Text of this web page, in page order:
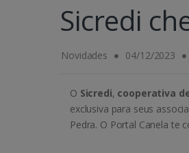
Sicredi
Novidades 04/12/2023
O Sicredi, cooperativa
exclusiva para seus
Pedra. O Portal Canela te